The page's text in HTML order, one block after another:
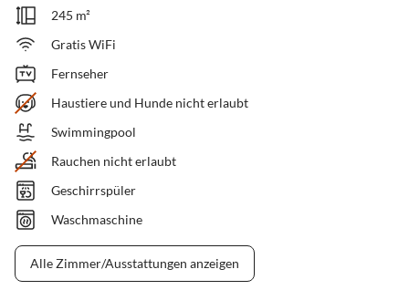
245 m²
Gratis WiFi
Fernseher
Haustiere und Hunde nicht erlaubt
Swimmingpool
Rauchen nicht erlaubt
Geschirrspüler
Waschmaschine
Alle Zimmer/Ausstattungen anzeigen